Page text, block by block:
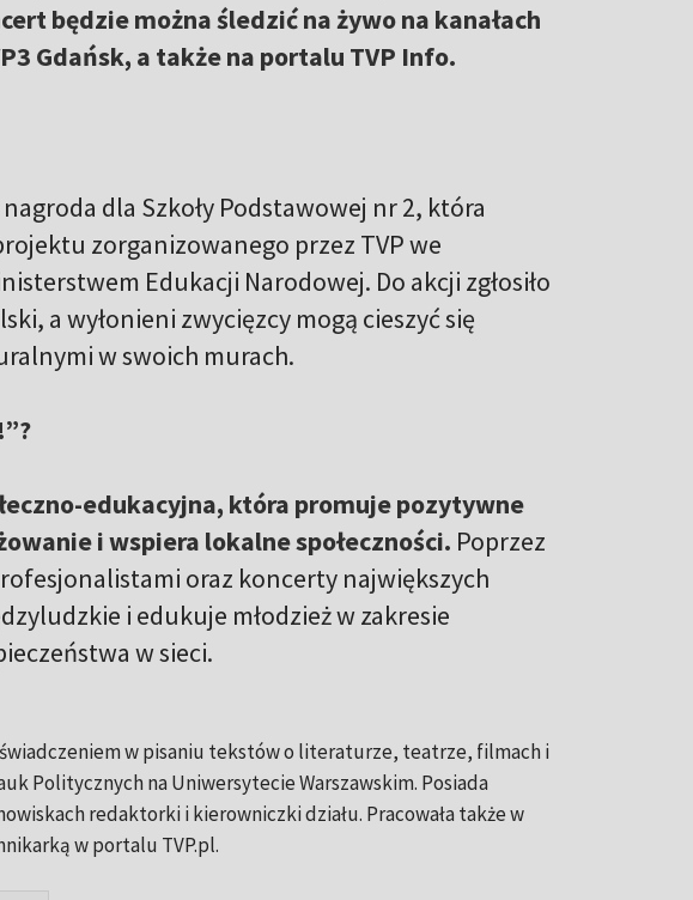
będzie można śledzić na żywo na kanałach
Gdańsk, a także na portalu TVP Info.
dla Szkoły Podstawowej nr 2, która
zorganizowanego przez TVP we
Edukacji Narodowej. Do akcji zgłosiło
a wyłonieni zwycięzcy mogą cieszyć się
w swoich murach.
edukacyjna, która promuje pozytywne
i wspiera lokalne społeczności. Poprzez
oraz koncerty największych
i edukuje młodzież w zakresie
w sieci.
w pisaniu tekstów o literaturze, teatrze, filmach i
Politycznych na Uniwersytecie Warszawskim. Posiada
redaktorki i kierowniczki działu. Pracowała także w
w portalu TVP.pl.